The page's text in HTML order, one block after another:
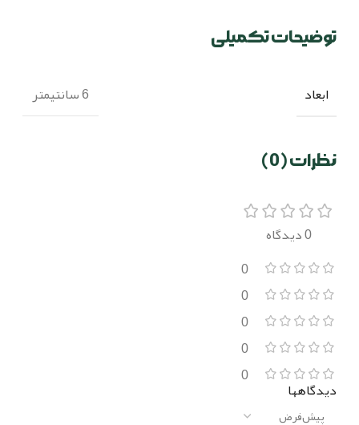
توضیحات تکمیلی
ابعاد 6 سانتیمتر
نظرات (0)
0 دیدگاه
0
0
0
0
0
دیدگاهها